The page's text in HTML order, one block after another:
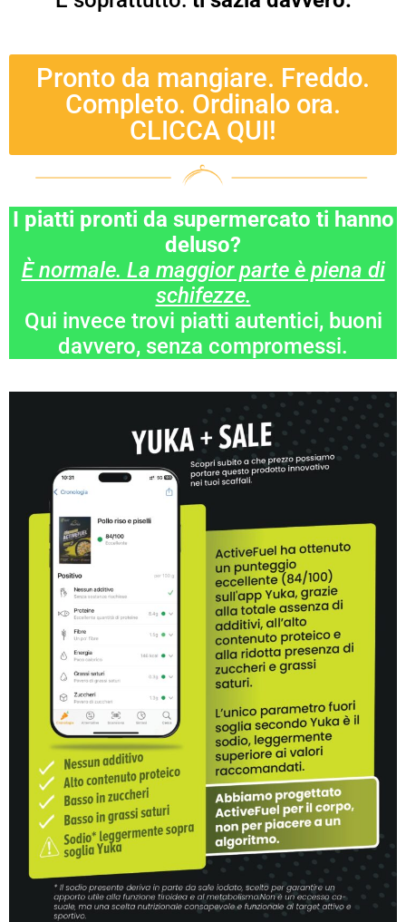
Pronto da mangiare. Freddo.
Completo. Ordinalo ora.
CLICCA QUI!
I piatti pronti da supermercato ti hanno
deluso?
È normale. La maggior parte è piena di
schifezze.
Qui invece trovi piatti autentici, buoni
davvero, senza compromessi.